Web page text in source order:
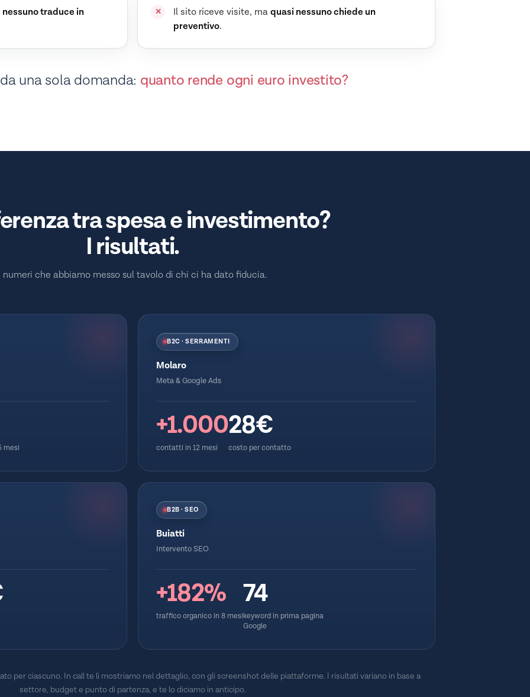
nessuno traduce in
Il sito riceve visite, maquasi nessuno chiede un
preventivo.
una sola domanda: quanto rende ogni euro investito?
tra spesa e investimento?
I risultati.
numeri che abbiamo messo sul tavolo di chi ci ha dato fiducia.
mesi
B2C · SERRAMENTI
Molaro
Meta & Google Ads
+1.000
contatti in 12 mesi
28€
costo per contatto
B2B · SEO
Buiatti
Intervento SEO
+182%
traffico organico in 8 mesi
74
keyword in prima pagina
Google
per ciascuno. In call te li mostriamo nel dettaglio, con gli screenshot delle piattaforme. I risultati variano in base a
settore, budget e punto di partenza, e te lo diciamo in anticipo.